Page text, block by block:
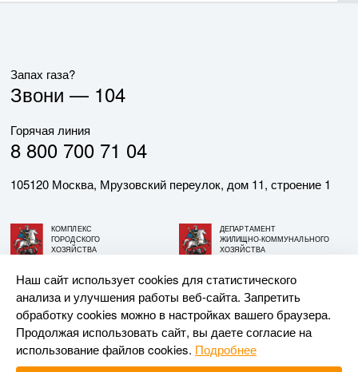
Запах газа?
Звони — 104
Горячая линия
8 800 700 71 04
105120 Москва, Мрузовский переулок, дом 11, строение 1
КОМПЛЕКС
ГОРОДСКОГО
ХОЗЯЙСТВА
ДЕПАРТАМЕНТ
ЖИЛИЩНО-КОММУНАЛЬНОГО
ХОЗЯЙСТВА
© АО «МОСГАЗ», 2026. При использовании материалов
ссылка на сайт обязательна.
Разработка и поддержка —Upriver
Наш сайт использует cookies для статистического
анализа и улучшения работы веб-сайта. Запретить
обработку cookies можно в настройках вашего браузера.
Продолжая использовать сайт, вы даете согласие на
использование файлов cookies. Подробнее